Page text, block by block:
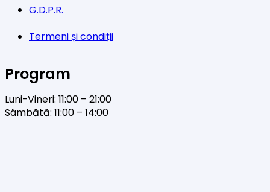
G.D.P.R.
Termeni și condiții
Program
Luni-Vineri: 11:00 – 21:00
Sâmbătă: 11:00 – 14:00